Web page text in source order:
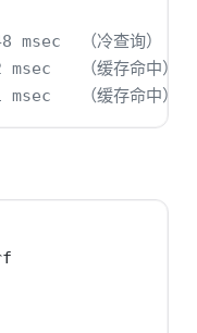
（冷查询）
（缓存命中）
（缓存命中）